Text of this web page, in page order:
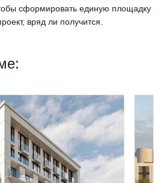
сформировать единую площадку
вряд ли получится.